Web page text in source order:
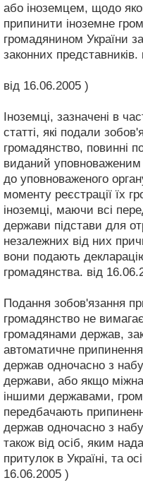
або іноземцем, щодо
припинити іноземне
громадянином України
законних
від 16.06.2005 )
Іноземці, зазначені в
статті, які подали
громадянство, повинні
виданий уповноваженим
до уповноваженого
моменту реєстрації їх
іноземці, маючи всі
держави підстави для
незалежних від них
вони подають
громадянства. від
Подання зобов'язання
громадянство не
громадянами держав,
автоматичне
держав одночасно з
держави, або якщо
іншими державами,
передбачають
держав одночасно з
також від осіб, яким
притулок в Україні, та
16.06.2005 )